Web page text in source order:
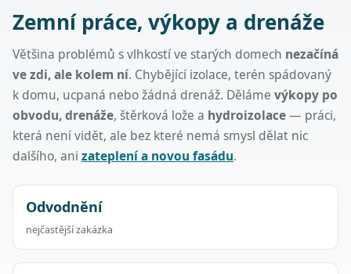
Zemní práce, výkopy a drenáže
Většina problémů s vlhkostí ve starých domech nezačíná
ve zdi, ale kolem ní. Chybějící izolace, terén spádovaný
k domu, ucpaná nebo žádná drenáž. Děláme výkopy po
obvodu, drenáže, štěrková lože a hydroizolace— práci,
která není vidět, ale bez které nemá smysl dělat nic
dalšího, ani zateplení a novou fasádu.
Odvodnění
nejčastější zakázka